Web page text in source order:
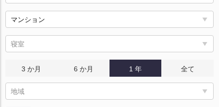
マンション
寝室
3 か月 6 か月 1 年 全て
地域